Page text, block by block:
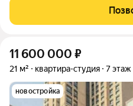
район Левобережный, ул.
ОБЪЕКТЕ: Квартира-студия
11 600 000 ₽
21 м² квартира-студия 7 этаж
новостройка